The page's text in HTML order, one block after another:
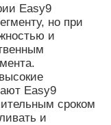
Easy9
но при
и
Easy9
сроком
и